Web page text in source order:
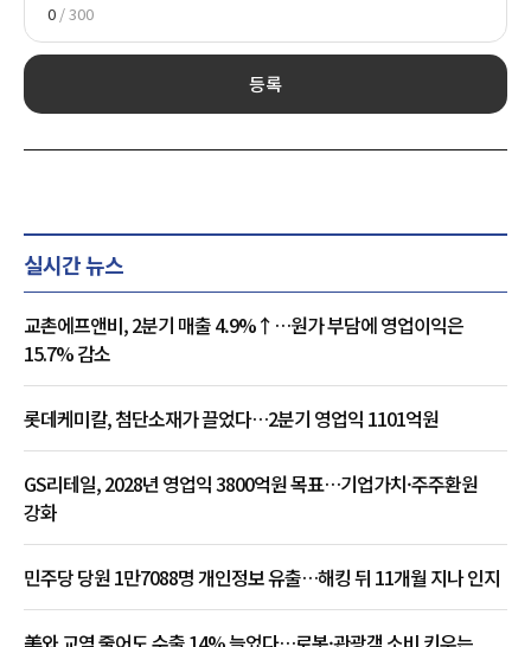
0 / 300
등록
실시간 뉴스
교촌에프앤비, 2분기 매출 4.9%↑…원가 부담에 영업이익은
15.7% 감소
롯데케미칼, 첨단소재가 끌었다…2분기 영업익 1101억원
GS리테일, 2028년 영업익 3800억원 목표…기업가치·주주환원
강화
민주당 당원 1만7088명 개인정보 유출…해킹 뒤 11개월 지나 인지